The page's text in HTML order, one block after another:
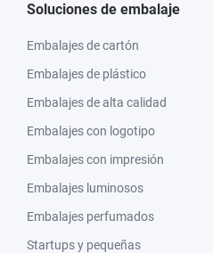
Soluciones de embalaje
Embalajes de cartón
Embalajes de plástico
Embalajes de alta calidad
Embalajes con logotipo
Embalajes con impresión
Embalajes luminosos
Embalajes perfumados
Startups y pequeñas